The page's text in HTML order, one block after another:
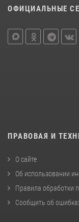
ОФИЦИАЛЬНЫЕ
ПРАВОВАЯ И
О сайте
Об использовании
Правила обработки
Сообщить об